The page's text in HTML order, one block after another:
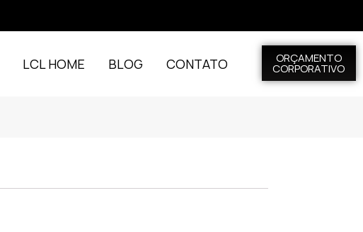
LCL HOME BLOG CONTATO ORÇAMENTO
CORPORATIVO